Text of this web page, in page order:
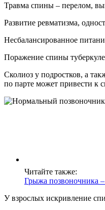
Травма спины – перелом,
Развитие ревматизма,
Несбалансированное
Поражение спины
Сколиоз у подростков, а
по парте может привести к
Читайте также:
Грыжа позвоночника
У взрослых искривление